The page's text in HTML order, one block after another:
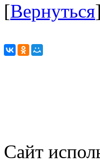
[Вернуться]
Сайт